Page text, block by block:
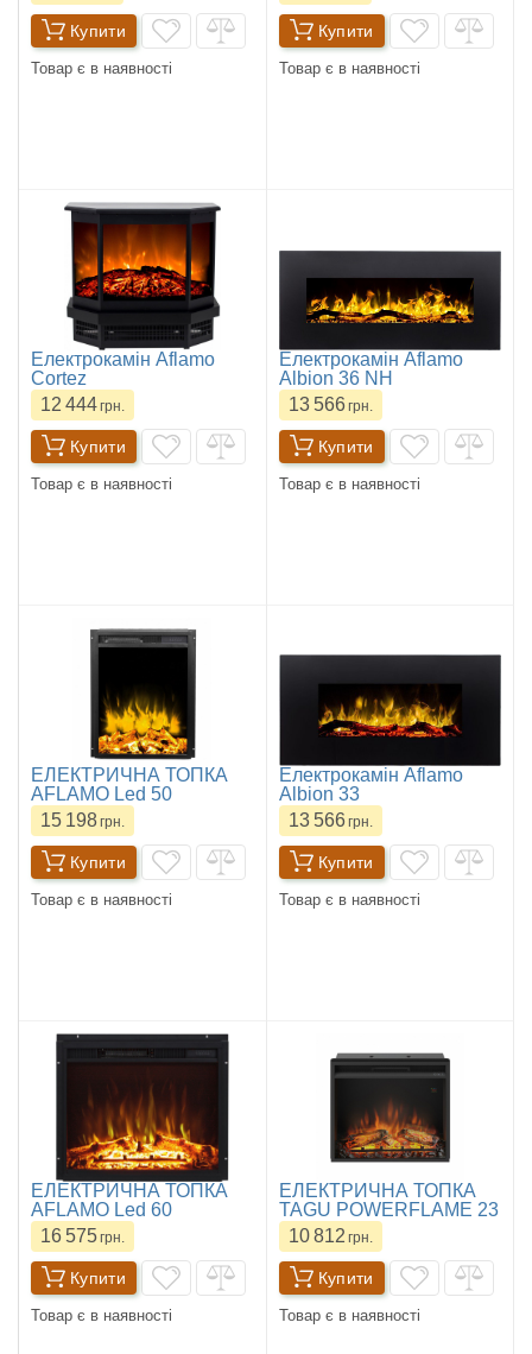
Купити
Товар є в наявності
Купити
Товар є в наявності
Електрокамін Aflamo
Cortez
12 444грн.
Купити
Товар є в наявності
Електрокамін Aflamo
Albion 36 NH
13 566грн.
Купити
Товар є в наявності
ЕЛЕКТРИЧНА ТОПКА
AFLAMO Led 50
15 198грн.
Купити
Товар є в наявності
Електрокамін Aflamo
Albion 33
13 566грн.
Купити
Товар є в наявності
ЕЛЕКТРИЧНА ТОПКА
AFLAMO Led 60
16 575грн.
Купити
Товар є в наявності
ЕЛЕКТРИЧНА ТОПКА
TAGU POWERFLAME 23
10 812 грн.
Купити
Товар є в наявності